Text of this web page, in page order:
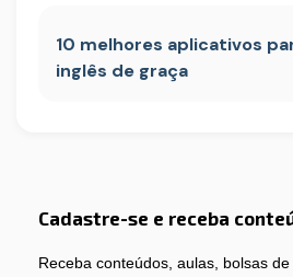
10 melhores aplicativos
inglês de graça
Cadastre-se e receba
Receba conteúdos, aulas, bolsas